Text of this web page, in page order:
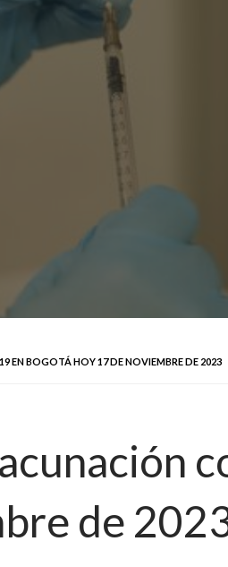
EN BOGOTÁ HOY 17 DE NOVIEMBRE DE 2023
de